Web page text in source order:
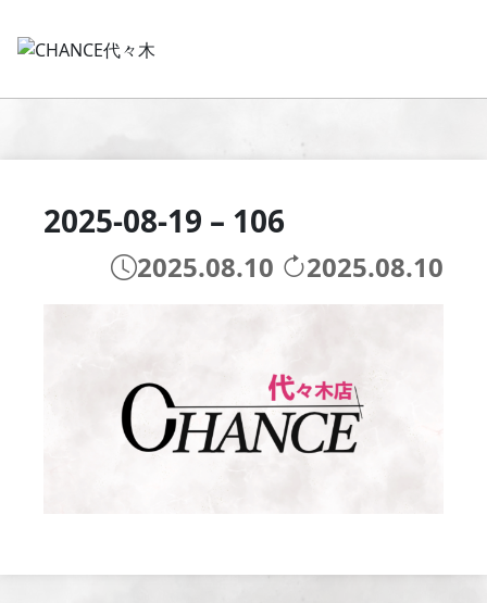
2025-08-19 – 106
2025.08.10 2025.08.10